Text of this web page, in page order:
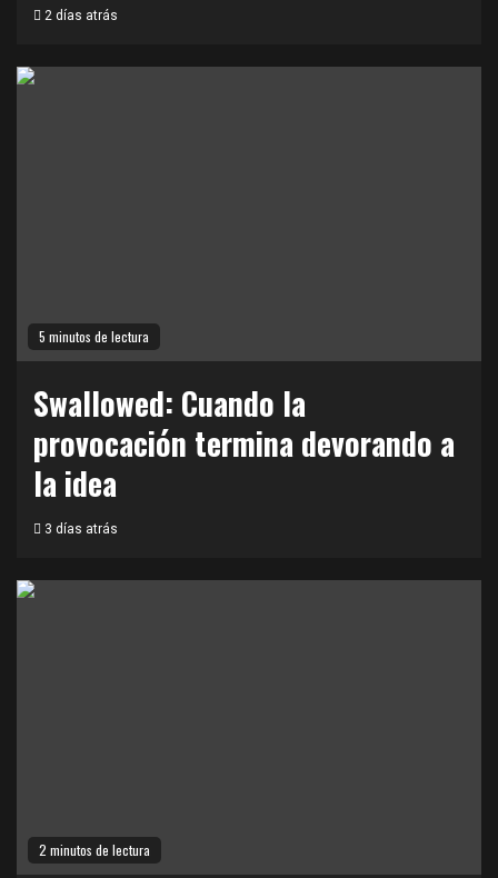
2 días atrás
5 minutos de lectura
Swallowed: Cuando la
provocación termina devorando a
la idea
3 días atrás
2 minutos de lectura